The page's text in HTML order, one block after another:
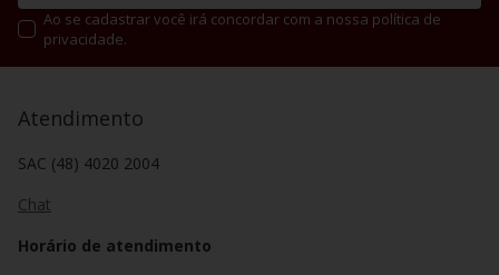
Ao se cadastrar você irá concordar com a nossa política de
privacidade.
Atendimento
SAC (48) 4020 2004
Chat
Horário de atendimento